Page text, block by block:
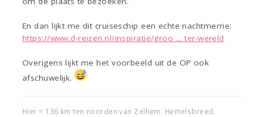
En dan lijkt me dit cruiseschip een echte nachtmerrie:
https://www.d-reizen.nl/inspiratie/groo ... ter-wereld
Overigens lijkt me het voorbeeld uit de OP ook
afschuwelijk.
Hier = 136 km ten noorden van Zelhem. Hemelsbreed.